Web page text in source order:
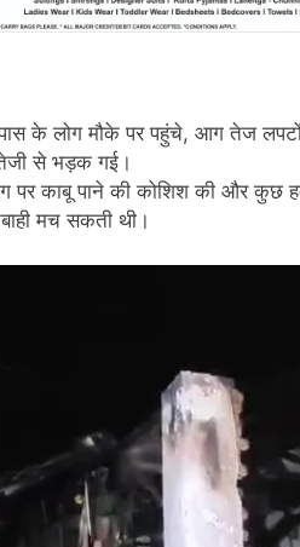
के लोग मौके पर पहुंचे, आग तेज
से भड़क गई।
पर काबू पाने की कोशिश की और
मच सकती थी।